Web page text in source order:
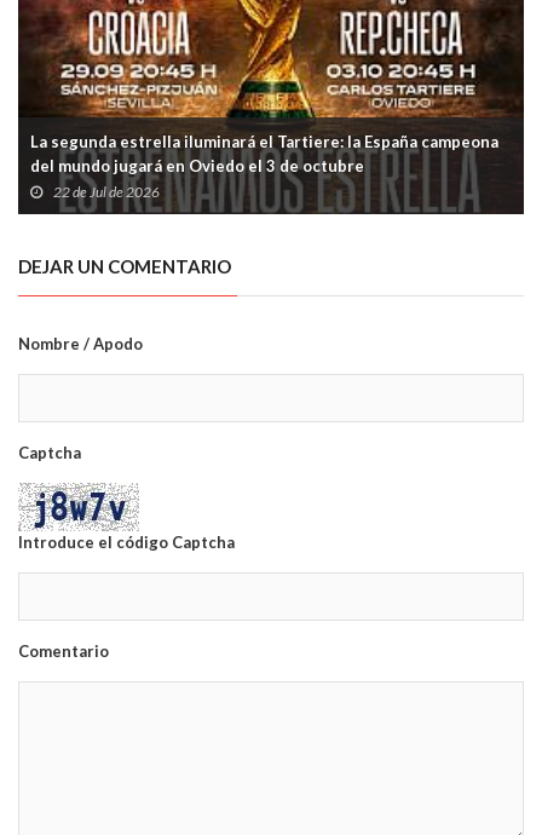
La segunda estrella iluminará el Tartiere: la España campeona
del mundo jugará en Oviedo el 3 de octubre
22 de Jul de 2026
DEJAR UN COMENTARIO
Nombre / Apodo
Captcha
Introduce el código Captcha
Comentario